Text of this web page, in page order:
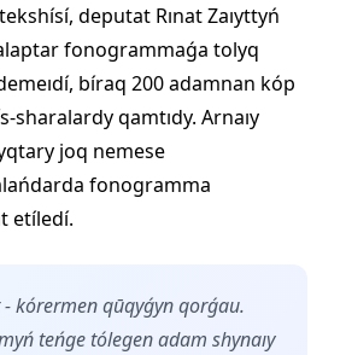
deputat Rınat Zaıyttyń
fonogrammaǵa tolyq
bíraq 200 adamnan kóp
sharalardy qamtıdy. Arnaıy
joq nemese
fonogramma
etíledí.
kórermen qūqyǵyn qorǵau.
teńge tólegen adam shynaıy